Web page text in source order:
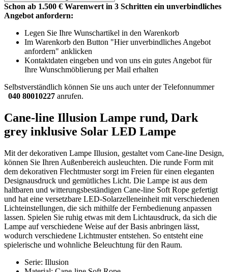
Schon ab 1.500 € Warenwert in 3 Schritten ein unverbindliches
Angebot anfordern:
Legen Sie Ihre Wunschartikel in den Warenkorb
Im Warenkorb den Button "Hier unverbindliches Angebot
anfordern" anklicken
Kontaktdaten eingeben und von uns ein gutes Angebot für
Ihre Wunschmöblierung per Mail erhalten
Selbstverständlich können Sie uns auch unter der Telefonnummer
040 80010227 anrufen.
Cane-line Illusion Lampe rund, Dark
grey inklusive Solar LED Lampe
Mit der dekorativen Lampe Illusion, gestaltet vom Cane-line Design,
können Sie Ihren Außenbereich ausleuchten. Die runde Form mit
dem dekorativen Flechtmuster sorgt im Freien für einen eleganten
Designausdruck und gemütliches Licht. Die Lampe ist aus dem
haltbaren und witterungsbeständigen Cane-line Soft Rope gefertigt
und hat eine versetzbare LED-Solarzelleneinheit mit verschiedenen
Lichteinstellungen, die sich mithilfe der Fernbedienung anpassen
lassen. Spielen Sie ruhig etwas mit dem Lichtausdruck, da sich die
Lampe auf verschiedene Weise auf der Basis anbringen lässt,
wodurch verschiedene Lichtmuster entstehen. So entsteht eine
spielerische und wohnliche Beleuchtung für den Raum.
Serie: Illusion